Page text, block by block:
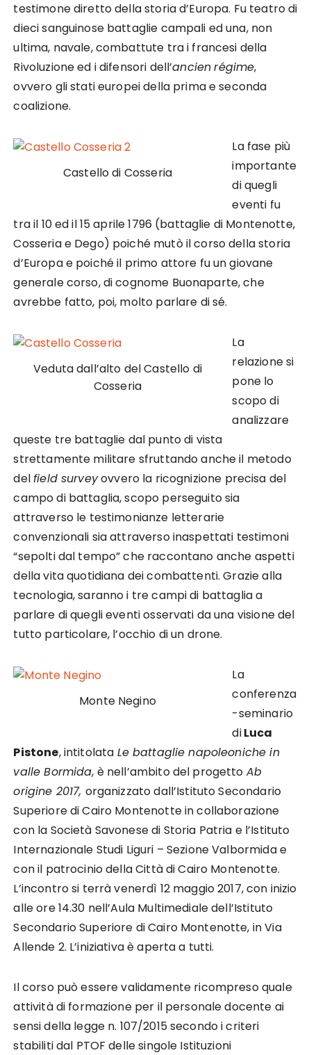
testimone diretto della storia d’Europa. Fu teatro di
dieci sanguinose battaglie campali ed una, non
ultima, navale, combattute tra i francesi della
Rivoluzione ed i difensori dell’ancienrégime,
ovvero gli stati europei della prima e seconda
coalizione.
Castello di Cosseria
La fase più
importante
di quegli
eventi fu
tra il 10 ed il 15 aprile 1796 (battaglie di Montenotte,
Cosseria e Dego) poiché mutò il corso della storia
d’Europa e poiché il primo attore fu un giovane
generale corso, di cognome Buonaparte, che
avrebbe fatto, poi, molto parlare di sé.
Veduta dall’alto del Castello di
Cosseria
La
relazione si
pone lo
scopo di
analizzare
queste tre battaglie dal punto di vista
strettamente militare sfruttando anche il metodo
delfield surveyovvero la ricognizione precisa del
campo di battaglia, scopo perseguito sia
attraverso le testimonianze letterarie
convenzionali sia attraverso inaspettati testimoni
“sepolti dal tempo” che raccontano anche aspetti
della vita quotidiana dei combattenti. Grazie alla
tecnologia, saranno i tre campi di battaglia a
parlare di quegli eventi osservati da una visione del
tutto particolare, l’occhio di un drone.
Monte Negino
La
conferenza
-seminario
diLuca
Pistone, intitolata Le battaglie napoleoniche in
valle Bormida, è nell’ambito del progetto Ab
origine 2017, organizzato dall’Istituto Secondario
Superiore di Cairo Montenotte in collaborazione
con la Società Savonese di Storia Patria e l’Istituto
Internazionale Studi Liguri – Sezione Valbormida e
con il patrocinio della Città di Cairo Montenotte.
L’incontro si terrà venerdì 12 maggio 2017, con inizio
alle ore 14.30 nell’Aula Multimediale dell’Istituto
Secondario Superiore di Cairo Montenotte, in Via
Allende 2. L’iniziativa è aperta a tutti.
Il corso può essere validamente ricompreso quale
attività di formazione per il personale docente ai
sensi della legge n. 107/2015 secondo i criteri
stabiliti dal PTOF delle singole Istituzioni